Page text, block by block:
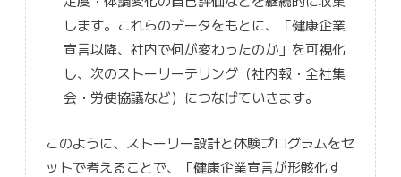
します。これらのデータをもとに、「健康企業
宣言以降、社内で何が変わったのか」を可視化
し、次のストーリーテリング（社内報・全社集
会・労使協議など）につなげていきます。
このように、ストーリー設計と体験プログラムをセ
ットで考えることで、「健康企業宣言が形骸化す